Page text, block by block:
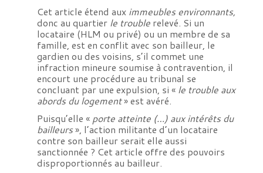
Cet article étend aux immeubles environnants,
donc au quartier le trouble relevé. Si un
locataire (HLM ou privé) ou un membre de sa
famille, est en conflit avec son bailleur, le
gardien ou des voisins, s’il commet une
infraction mineure soumise à contravention, il
encourt une procédure au tribunal se
concluant par une expulsion, si « le trouble aux
abords du logement» est avéré.
Puisqu’elle « porte atteinte (…) aux intérêts du
bailleurs», l’action militante d’un locataire
contre son bailleur serait elle aussi
sanctionnée ? Cet article offre des pouvoirs
disproportionnés au bailleur.